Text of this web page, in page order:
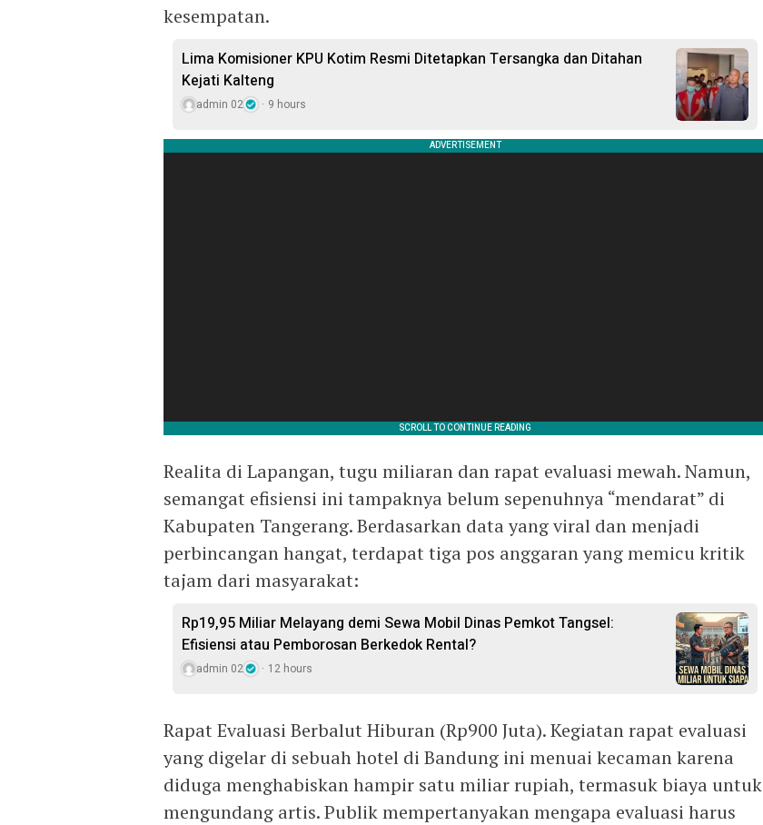
kesempatan.
Lima Komisioner KPU Kotim Resmi Ditetapkan Tersangka dan Ditahan
Kejati Kalteng
admin 02 9 hours
Realita di Lapangan, tugu miliaran dan rapat evaluasi mewah. Namun,
semangat efisiensi ini tampaknya belum sepenuhnya “mendarat” di
Kabupaten Tangerang. Berdasarkan data yang viral dan menjadi
perbincangan hangat, terdapat tiga pos anggaran yang memicu kritik
tajam dari masyarakat:
Rp19,95 Miliar Melayang demi Sewa Mobil Dinas Pemkot Tangsel:
Efisiensi atau Pemborosan Berkedok Rental?
admin 02 12 hours
Rapat Evaluasi Berbalut Hiburan (Rp900 Juta). Kegiatan rapat evaluasi
yang digelar di sebuah hotel di Bandung ini menuai kecaman karena
diduga menghabiskan hampir satu miliar rupiah, termasuk biaya untuk
mengundang artis. Publik mempertanyakan mengapa evaluasi harus